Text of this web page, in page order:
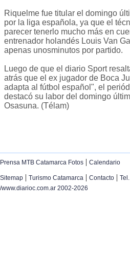
Riquelme fue titular el domingo
por la liga española, ya que el
parecer tenerlo mucho más en
entrenador holandés Louis Van
apenas unosminutos por partido.
Luego de que el diario Sport
atrás que el ex jugador de Boca
adapta al fútbol español", el
destacó su labor del domingo
Osasuna. (Télam)
Prensa MTB Catamarca Fotos | Calendario
Sitemap | Turismo Catamarca | Contacto |
/www.diarioc.com.ar 2002-2026